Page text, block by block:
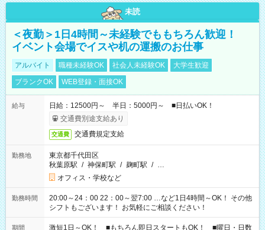
未読
＜夜勤＞1日4時間～未経験でももちろん歓迎！
イベント会場でイスや机の運搬のお仕事
アルバイト 職種未経験OK 社会人未経験OK
大学生歓迎
ブランクOK
WEB登録・面接OK
給与
日給：12500円～ 半日：5000円～ ■日払いOK！
交通費別途支給あり
交通費 交通費規定支給
勤務地
東京都千代田区
秋葉原駅 / 神保町駅 / 麹町駅 / …
オフィス・学校など
勤務時間
20:00～24：00 22：00～翌7:00 …など1日4時間～OK！ その他
シフトもございます！ お気軽にご相談ください！
期間
激短1日～OK！ ■もちろん即日スタートもOK！ ■曜日・日数